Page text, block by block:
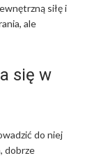
siłę i
ale
się w
do niej
dobrze